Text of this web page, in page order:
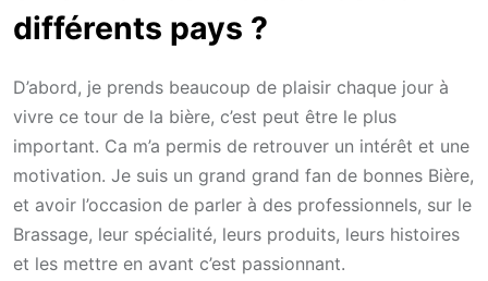
différents pays ?
D’abord, je prends beaucoup de plaisir chaque jour à
vivre ce tour de la bière, c’est peut être le plus
important. Ca m’a permis de retrouver un intérêt et une
motivation. Je suis un grand grand fan de bonnes Bière,
et avoir l’occasion de parler à des professionnels, sur le
Brassage, leur spécialité, leurs produits, leurs histoires
et les mettre en avant c’est passionnant.